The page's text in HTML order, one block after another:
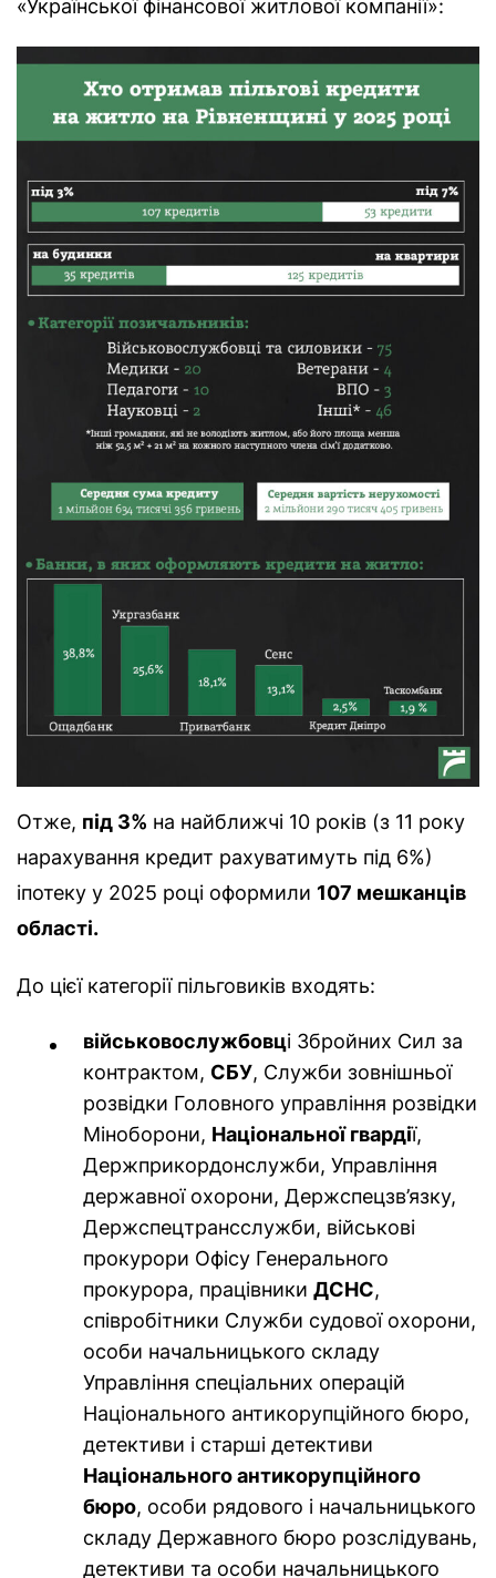
«Української фінансової житлової компанії»:
Отже, під 3% на найближчі 10 років (з 11 року
нарахування кредит рахуватимуть під 6%)
іпотеку у 2025 році оформили 107 мешканців
області.
До цієї категорії пільговиків входять:
військовослужбовці Збройних Сил за
контрактом, СБУ, Служби зовнішньої
розвідки Головного управління розвідки
Міноборони, Національної гвардії,
Держприкордонслужби, Управління
державної охорони, Держспецзв’язку,
Держспецтрансслужби, військові
прокурори Офісу Генерального
прокурора, працівники ДСНС,
співробітники Служби судової охорони,
особи начальницького складу
Управління спеціальних операцій
Національного антикорупційного бюро,
детективи і старші детективи
Національного антикорупційного
бюро, особи рядового і начальницького
складу Державного бюро розслідувань,
детективи та особи начальницького